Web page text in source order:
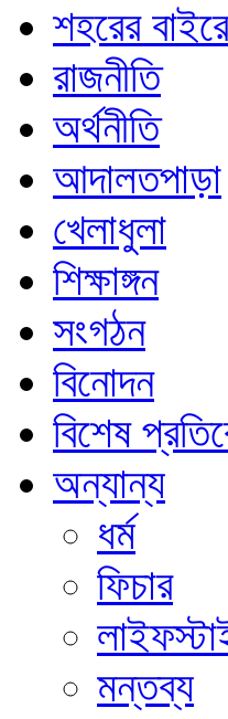
শহরের বাইরে
রাজনীতি
অর্থনীতি
আদালতপাড়া
খেলাধুলা
শিক্ষাঙ্গন
সংগঠন
বিনোদন
বিশেষ
অন্যান্য
ধর্ম
ফিচার
মন্তব্য